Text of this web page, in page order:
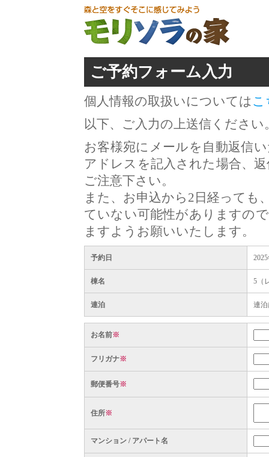
ご予約フォーム入力
個人情報の取扱いについては こ
以下、ご入力の上送信ください
お客様宛にメールを自動返信
アドレスを記入された場合、
ご注意下さい。
また、お申込から2日経っても
ていない可能性がありますの
ますようお願いいたします。
予約日
棟名 5（
連泊 連
お名前※
フリガナ※
郵便番号※
住所※
マンション / アパート名